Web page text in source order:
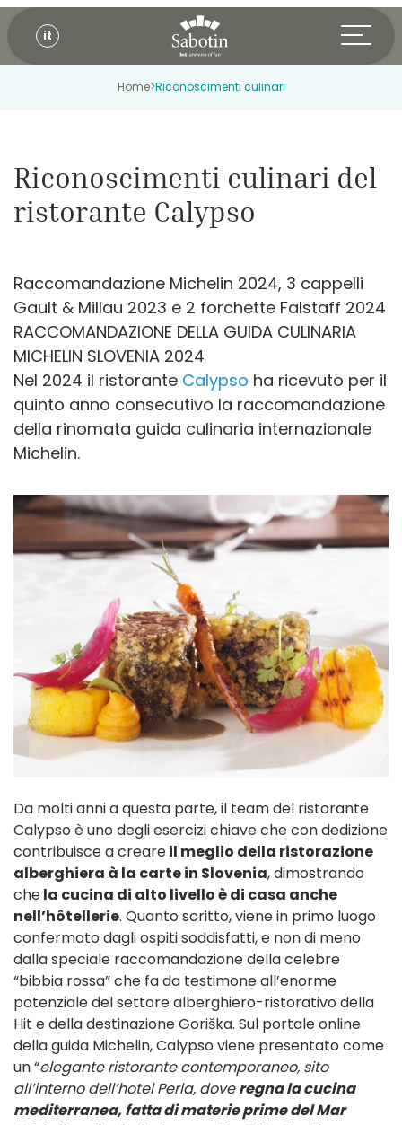
it
Home>Riconoscimenti culinari
Riconoscimenti culinari del
ristorante Calypso
Raccomandazione Michelin 2024, 3 cappelli
Gault & Millau 2023 e 2 forchette Falstaff 2024
RACCOMANDAZIONE DELLA GUIDA CULINARIA
MICHELIN SLOVENIA 2024
Nel 2024 il ristorante Calypso ha ricevuto per il
quinto anno consecutivo la raccomandazione
della rinomata guida culinaria internazionale
Michelin.
Da molti anni a questa parte, il team del ristorante
Calypso è uno degli esercizi chiave che con dedizione
contribuisce a creareil meglio della ristorazione
alberghiera à la carte in Slovenia, dimostrando
chela cucina di alto livello è di casa anche
nell’hôtellerie. Quanto scritto, viene in primo luogo
confermato dagli ospiti soddisfatti, e non di meno
dalla speciale raccomandazione della celebre
“bibbia rossa” che fa da testimone all’enorme
potenziale del settore alberghiero-ristorativo della
Hit e della destinazione Goriška. Sul portale online
della guida Michelin, Calypso viene presentato come
un “elegante ristorante contemporaneo, sito
all’interno dell’hotel Perla, doveregna la cucina
mediterranea, fatta di materie prime del Mar